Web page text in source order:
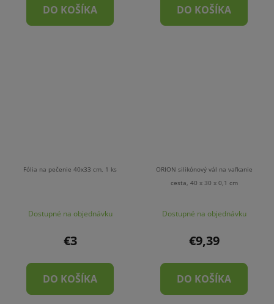
DO KOŠÍKA DO KOŠÍKA
Fólia na pečenie 40x33 cm, 1 ks
Dostupné na objednávku
€3
DO KOŠÍKA
ORION silikónový vál na vaľkanie
cesta, 40 x 30 x 0,1 cm
Dostupné na objednávku
€9,39
DO KOŠÍKA